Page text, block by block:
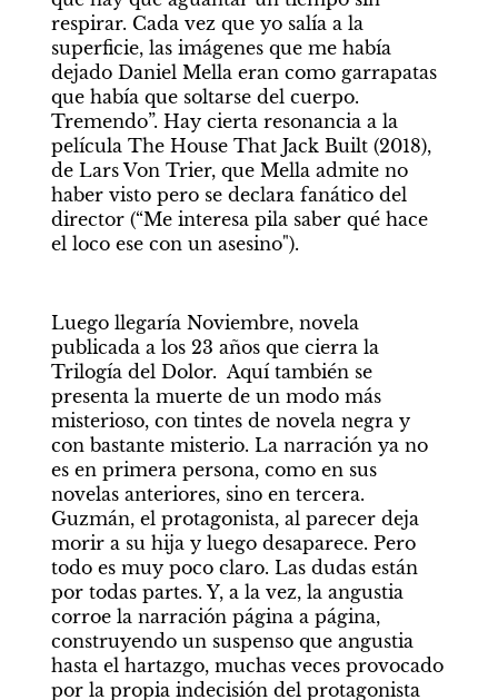
respirar. Cada vez que yo salía a la
superficie, las imágenes que me había
dejado Daniel Mella eran como garrapatas
que había que soltarse del cuerpo.
Tremendo”. Hay cierta resonancia a la
película The House That Jack Built (2018),
de Lars Von Trier, que Mella admite no
haber visto pero se declara fanático del
director (“Me interesa pila saber qué hace
el loco ese con un asesino").
Luego llegaría Noviembre, novela
publicada a los 23 años que cierra la
Trilogía del Dolor.  Aquí también se
presenta la muerte de un modo más
misterioso, con tintes de novela negra y
con bastante misterio. La narración ya no
es en primera persona, como en sus
novelas anteriores, sino en tercera.
Guzmán, el protagonista, al parecer deja
morir a su hija y luego desaparece. Pero
todo es muy poco claro. Las dudas están
por todas partes. Y, a la vez, la angustia
corroe la narración página a página,
construyendo un suspenso que angustia
hasta el hartazgo, muchas veces provocado
por la propia indecisión del protagonista